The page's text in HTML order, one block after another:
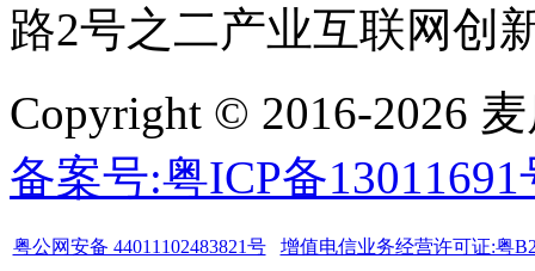
路2号之二产业互联网创
Copyright © 2016-2026
备案号:粤ICP备13011691
粤公网安备 44011102483821号
增值电信业务经营许可证:粤